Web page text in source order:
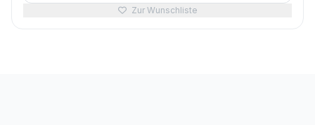
Zur Wunschliste